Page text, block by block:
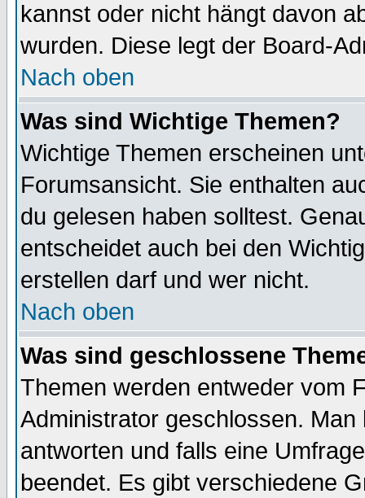
kannst oder nicht hängt davon
wurden. Diese legt der Board-
Nach oben
Was sind Wichtige Themen?
Wichtige Themen erscheinen
Forumsansicht. Sie enthalten
du gelesen haben solltest.
entscheidet auch bei den
erstellen darf und wer nicht.
Nach oben
Was sind geschlossene
Themen werden entweder vom
Administrator geschlossen.
antworten und falls eine
beendet. Es gibt verschiedene